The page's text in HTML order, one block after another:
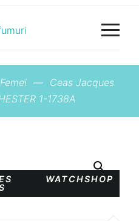
Femei —
Ceas Jacques
1-1738A
WATCHSHOP